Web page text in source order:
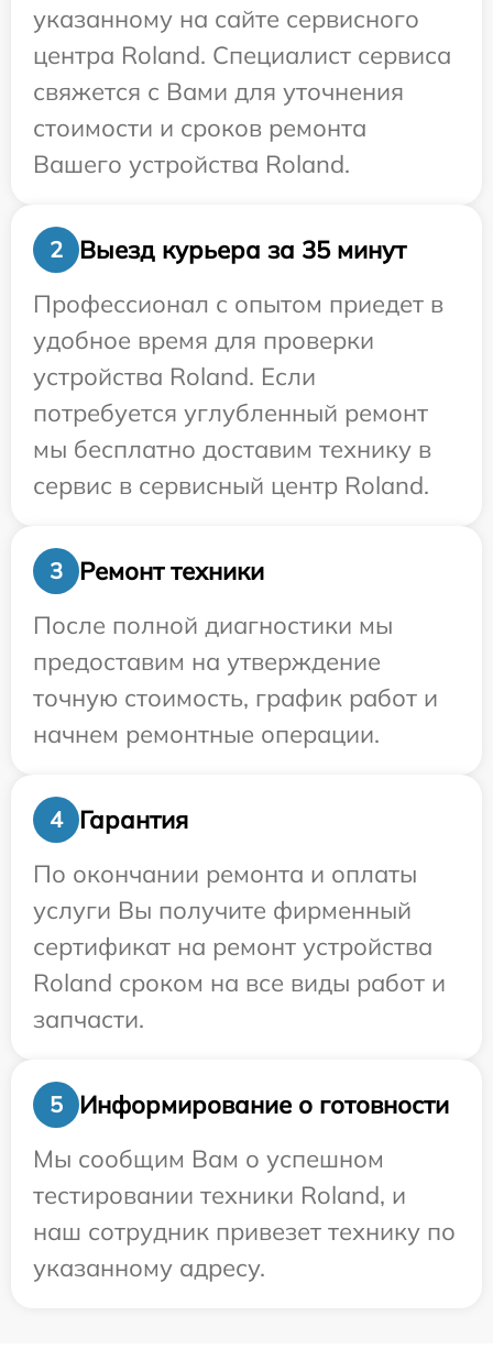
указанному на сайте сервисного
центра Roland. Специалист сервиса
свяжется с Вами для уточнения
стоимости и сроков ремонта
Вашего устройства Roland.
2
Выезд курьера за 35 минут
Профессионал с опытом приедет в
удобное время для проверки
устройства Roland. Если
потребуется углубленный ремонт
мы бесплатно доставим технику в
сервис в сервисный центр Roland.
3
Ремонт техники
После полной диагностики мы
предоставим на утверждение
точную стоимость, график работ и
начнем ремонтные операции.
4
Гарантия
По окончании ремонта и оплаты
услуги Вы получите фирменный
сертификат на ремонт устройства
Roland сроком на все виды работ и
запчасти.
5
Информирование о готовности
Мы сообщим Вам о успешном
тестировании техники Roland, и
наш сотрудник привезет технику по
указанному адресу.